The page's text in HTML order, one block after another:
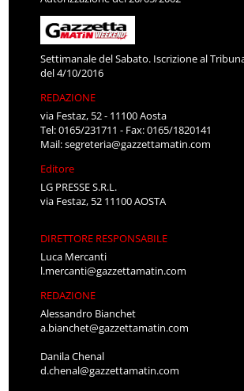
Settimanale del Sabato. Iscrizione al
del 4/10/2016
REDAZIONE
via Festaz, 52 - 11100 Aosta
Tel: 0165/231711 - Fax: 0165/1820141
Mail:segreteria@gazzettamatin.com
Editore
LG PRESSE S.R.L.
via Festaz, 52 11100 AOSTA
DIRETTORE RESPONSABILE
Luca Mercanti
l.mercanti@gazzettamatin.com
REDAZIONE
Alessandro Bianchet
a.bianchet@gazzettamatin.com
Danila Chenal
d.chenal@gazzettamatin.com